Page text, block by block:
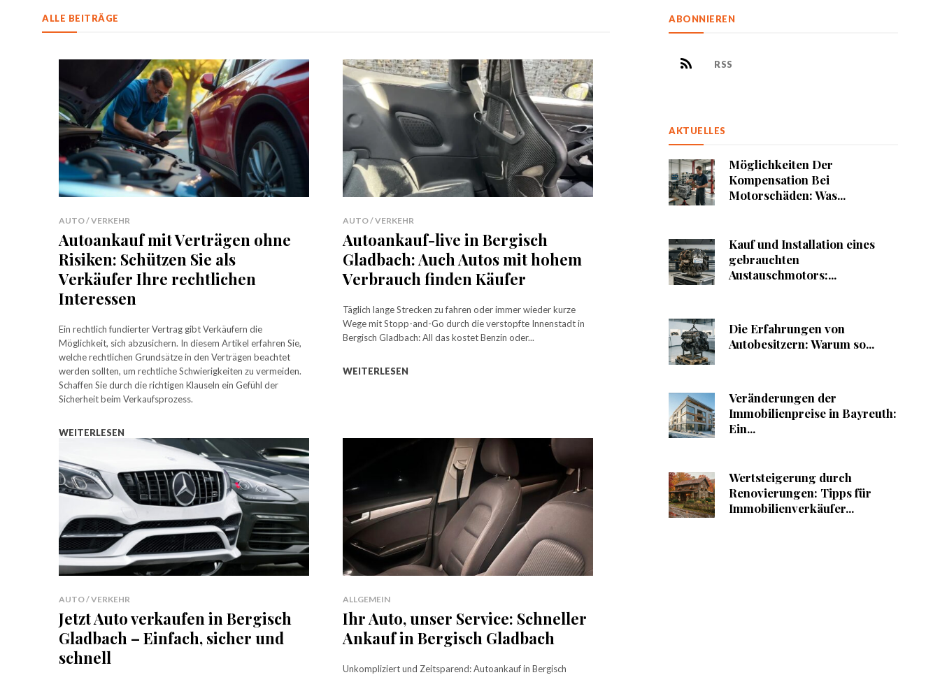
ALLE BEITRÄGE
AUTO / VERKEHR
Autoankauf mit Verträgen ohne
Risiken: Schützen Sie als
Verkäufer Ihre rechtlichen
Interessen
Ein rechtlich fundierter Vertrag gibt Verkäufern die
Möglichkeit, sich abzusichern. In diesem Artikel erfahren Sie,
welche rechtlichen Grundsätze in den Verträgen beachtet
werden sollten, um rechtliche Schwierigkeiten zu vermeiden.
Schaffen Sie durch die richtigen Klauseln ein Gefühl der
Sicherheit beim Verkaufsprozess.
WEITERLESEN
AUTO / VERKEHR
Autoankauf-live in Bergisch
Gladbach: Auch Autos mit hohem
Verbrauch finden Käufer
Täglich lange Strecken zu fahren oder immer wieder kurze
Wege mit Stopp-and-Go durch die verstopfte Innenstadt in
Bergisch Gladbach: All das kostet Benzin oder...
WEITERLESEN
AUTO / VERKEHR
Jetzt Auto verkaufen in Bergisch
Gladbach – Einfach, sicher und
schnell
ALLGEMEIN
Ihr Auto, unser Service: Schneller
Ankauf in Bergisch Gladbach
Unkompliziert und Zeitsparend: Autoankauf in Bergisch
ABONNIEREN
RSS
AKTUELLES
Möglichkeiten Der
Kompensation Bei
Motorschäden: Was...
Kauf und Installation eines
gebrauchten
Austauschmotors:...
Die Erfahrungen von
Autobesitzern: Warum so...
Veränderungen der
Immobilienpreise in Bayreuth:
Ein...
Wertsteigerung durch
Renovierungen: Tipps für
Immobilienverkäufer...